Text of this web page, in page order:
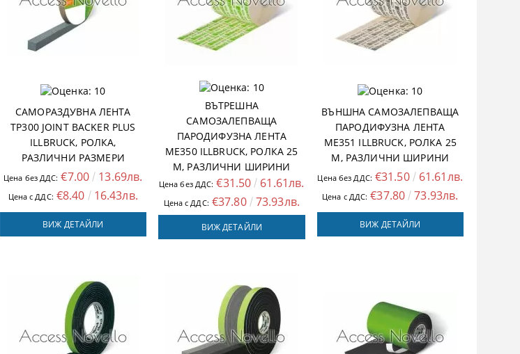
САМОРАЗДУВНА ЛЕНТА
TP300 JOINT BACKER PLUS
ILLBRUCK, РОЛКА,
РАЗЛИЧНИ РАЗМЕРИ
Цена без ДДС: €7.00 13.69лв.
Цена с ДДС: €8.40 16.43лв.
ВИЖ ДЕТАЙЛИ
ВЪТРЕШНА
САМОЗАЛЕПВАЩА
ПАРОДИФУЗНА ЛЕНТА
ME350 ILLBRUCK, РОЛКА 25
M, РАЗЛИЧНИ ШИРИНИ
Цена без ДДС: €31.50 61.61лв.
Цена с ДДС: €37.80 73.93лв.
ВИЖ ДЕТАЙЛИ
ВЪНШНА САМОЗАЛЕПВАЩА
ПАРОДИФУЗНА ЛЕНТА
ME351 ILLBRUCK, РОЛКА 25
M, РАЗЛИЧНИ ШИРИНИ
Цена без ДДС: €31.50 61.61лв.
Цена с ДДС: €37.80 73.93лв.
ВИЖ ДЕТАЙЛИ